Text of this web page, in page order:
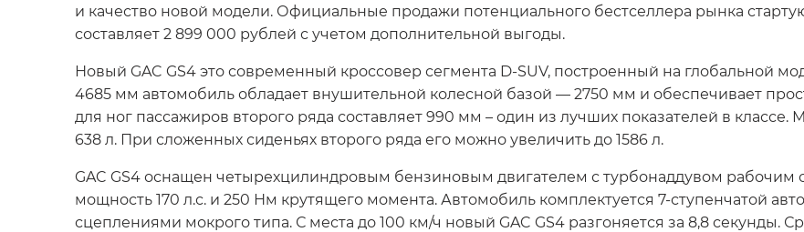
и качество новой модели. Официальные продажи потенциального бестселлера рынка
составляет 2 899 000 рублей с учетом дополнительной выгоды.
Новый GAC GS4 это современный кроссовер сегмента D-SUV, построенный на глобальной
4685 мм автомобиль обладает внушительной колесной базой — 2750 мм и обеспечивает
для ног пассажиров второго ряда составляет 990 мм – один из лучших показателей в
638 л. При сложенных сиденьях второго ряда его можно увеличить до 1586 л.
GAC GS4 оснащен четырехцилиндровым бензиновым двигателем с турбонаддувом рабочим
мощность 170 л.с. и 250 Нм крутящего момента. Автомобиль комплектуется 7-ступенчатой
сцеплениями мокрого типа. С места до 100 км/ч новый GAC GS4 разгоняется за 8,8 секунды.